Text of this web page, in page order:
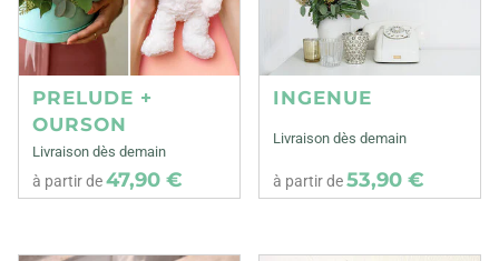
PRELUDE +
OURSON
Livraison dès demain
à partir de47,90 €
INGENUE
Livraison dès demain
à partir de53,90 €